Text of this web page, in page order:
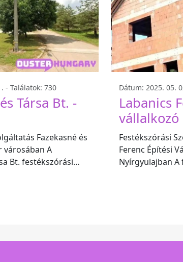
- Találatok: 730
Társa Bt. -
Fazekasné és
A
Bt. festékszórási
Dátum: 2025. 05.
Labanics
Festékszórási
Ferenc Építési
Nyírgyulajban A festékszórási